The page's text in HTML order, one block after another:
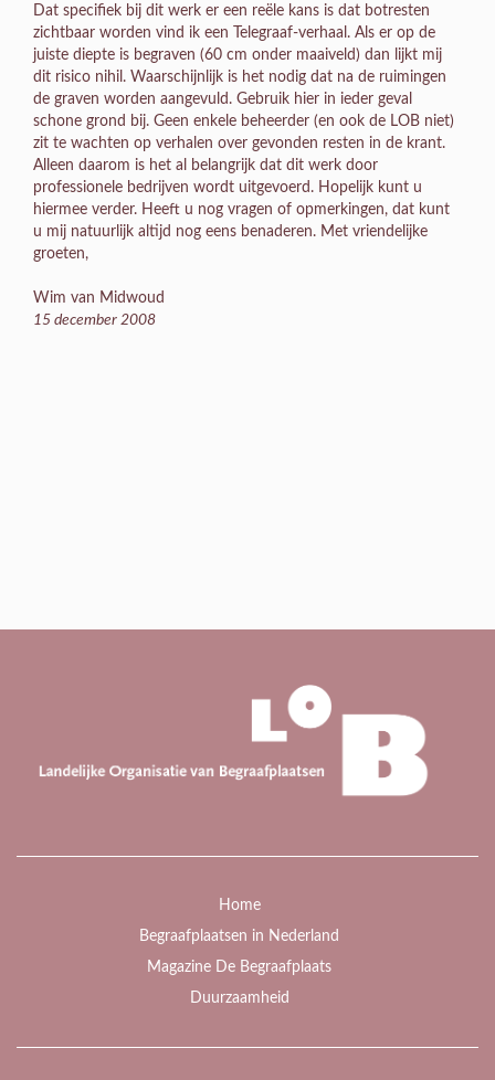
Dat specifiek bij dit werk er een reële kans is dat botresten
zichtbaar worden vind ik een Telegraaf-verhaal. Als er op de
juiste diepte is begraven (60 cm onder maaiveld) dan lijkt mij
dit risico nihil. Waarschijnlijk is het nodig dat na de ruimingen
de graven worden aangevuld. Gebruik hier in ieder geval
schone grond bij. Geen enkele beheerder (en ook de LOB niet)
zit te wachten op verhalen over gevonden resten in de krant.
Alleen daarom is het al belangrijk dat dit werk door
professionele bedrijven wordt uitgevoerd. Hopelijk kunt u
hiermee verder. Heeft u nog vragen of opmerkingen, dat kunt
u mij natuurlijk altijd nog eens benaderen. Met vriendelijke
groeten,
Wim van Midwoud
15 december 2008
Home
Begraafplaatsen in Nederland
Magazine De Begraafplaats
Duurzaamheid